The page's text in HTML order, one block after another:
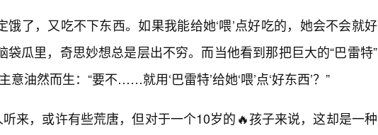
饿了，又吃不下东西。如果我能给她‘喂’点好吃的，她会不会就好
袋瓜里，奇思妙想总是层出不穷。而当他看到那把巨大的“巴雷特”
意油然而生：“要不……就用‘巴雷特’给她‘喂’点‘好东西’？”
来，或许有些荒唐，但对于一个10岁的🔥孩子来说，这却是一种